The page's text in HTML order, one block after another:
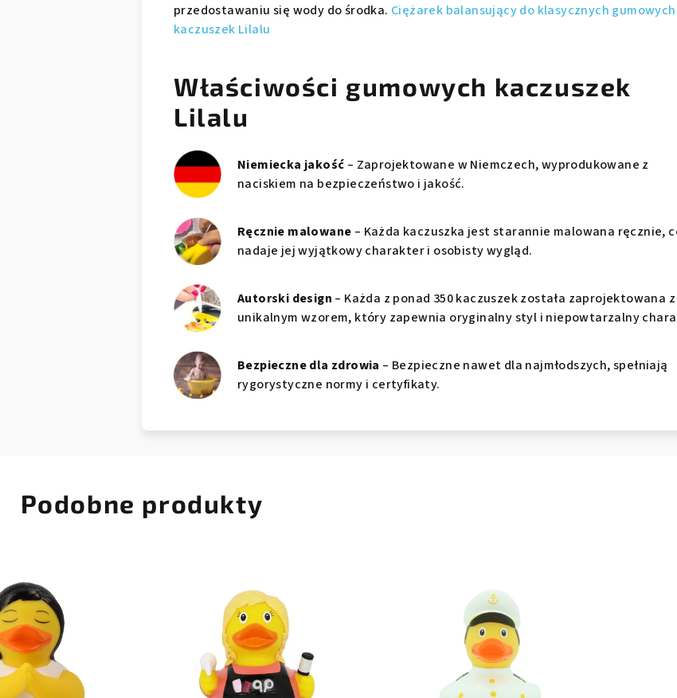
przedostawaniu się wody do środka. Ciężarek balansujący do klasycznych gumowych
kaczuszek Lilalu
Właściwości gumowych kaczuszek
Lilalu
Niemiecka jakość – Zaprojektowane w Niemczech, wyprodukowane z
naciskiem na bezpieczeństwo i jakość.
Ręcznie malowane – Każda kaczuszka jest starannie malowana ręcznie,
nadaje jej wyjątkowy charakter i osobisty wygląd.
Autorski design – Każda z ponad 350 kaczuszek została zaprojektowana z
unikalnym wzorem, który zapewnia oryginalny styl i niepowtarzalny
Bezpieczne dla zdrowia – Bezpieczne nawet dla najmłodszych, spełniają
rygorystyczne normy i certyfikaty.
Podobne produkty